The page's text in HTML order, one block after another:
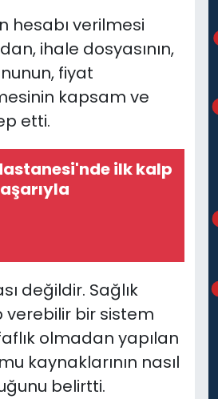
hesabı verilmesi
ihale dosyasının,
fiyat
kapsam ve
etti.
ilk kalp
değildir. Sağlık
verebilir bir sistem
olmadan yapılan
kaynaklarının nasıl
belirtti.